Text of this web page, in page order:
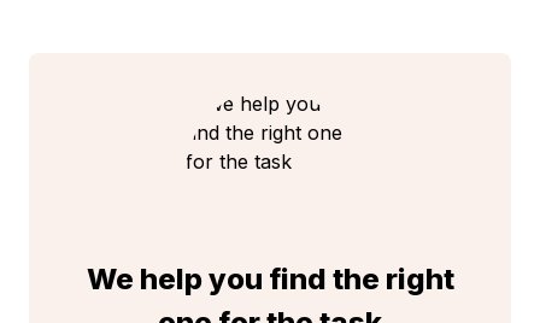
We help you find the right